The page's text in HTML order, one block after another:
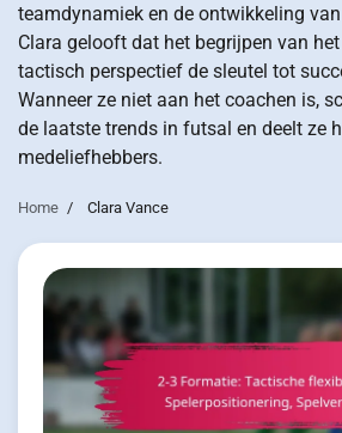
teamdynamiek en de ontwikkeling
Clara gelooft dat het begrijpen van
tactisch perspectief de sleutel tot
Wanneer ze niet aan het coachen is,
de laatste trends in futsal en deelt ze
medeliefhebbers.
Home Clara Vance